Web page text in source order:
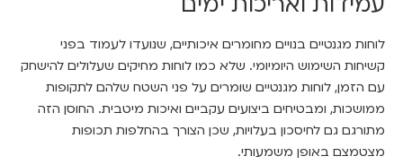
לוחות מגנטיים בנויים מחומרים איכותיים, שנועדו לעמוד בפני
קשיחות השימוש היומיומי. שלא כמו לוחות מחיקים שעלולים להישחק
עם הזמן, לוחות מגנטיים שומרים על פני השטח שלהם לתקופות
ממושכות, ומבטיחים ביצועים עקביים ואיכות מיטבית. החוסן הזה
מתורגם גם לחיסכון בעלויות, שכן הצורך בהחלפות תכופות
מצטמצם באופן משמעותי.